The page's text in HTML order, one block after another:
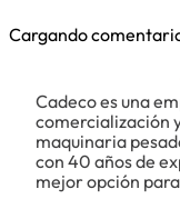
Cargando
Cadeco es una
comercialización
maquinaria
con 40 años de
mejor opción